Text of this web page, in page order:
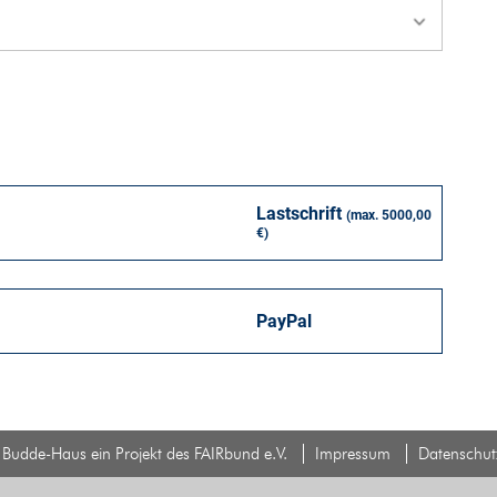
Haus ein Projekt des FAIRbund e.V. Impressum